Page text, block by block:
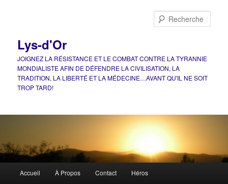
Lys-d'Or
JOIGNEZ LA RÉSISTANCE ET LE COMBAT CONTRE LA TYRANNIE
MONDIALISTE AFIN DE DÉFENDRE LA CIVILISATION, LA
TRADITION, LA LIBERTÉ ET LA MÉDECINE…AVANT QU'IL NE SOIT
TROP TARD!
principal
Accueil À Propos Contact Héros